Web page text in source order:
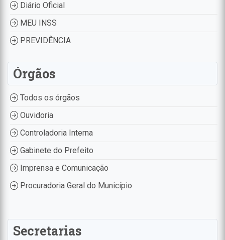
Diário Oficial
MEU INSS
PREVIDÊNCIA
Órgãos
Todos os órgãos
Ouvidoria
Controladoria Interna
Gabinete do Prefeito
Imprensa e Comunicação
Procuradoria Geral do Município
Secretarias